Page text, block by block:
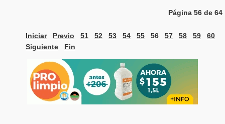
Página 56 de 64
Iniciar Previo 51 52 53 54 55 56 57 58 59
60
Siguiente
Fin